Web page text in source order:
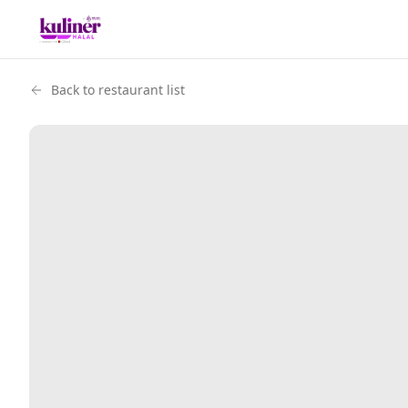
Back to restaurant list